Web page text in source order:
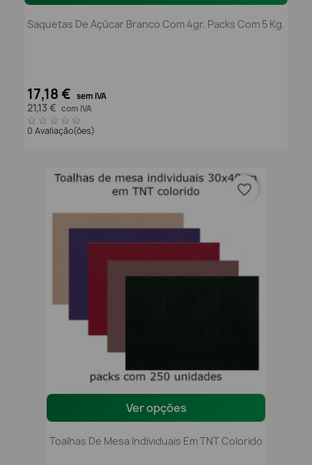
Saquetas De Açúcar Branco Com 4gr. Packs Com 5 Kg.
17,18 € sem IVA
21,13 € com IVA
0 Avaliação(ões)
Ver opções
Toalhas De Mesa Individuais Em TNT Colorido
favorite_border